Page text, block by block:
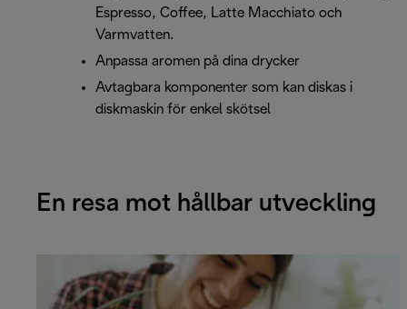
Espresso, Coffee, Latte Macchiato och
Varmvatten.
Anpassa aromen på dina drycker
Avtagbara komponenter som kan diskas i
diskmaskin för enkel skötsel
En resa mot hållbar utveckling